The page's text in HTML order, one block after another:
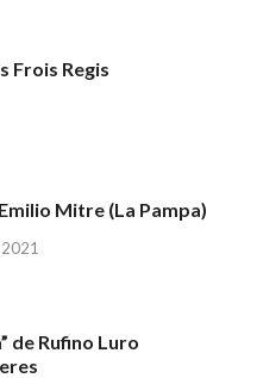
Frois Regis
Mitre (La Pampa)
de Rufino Luro